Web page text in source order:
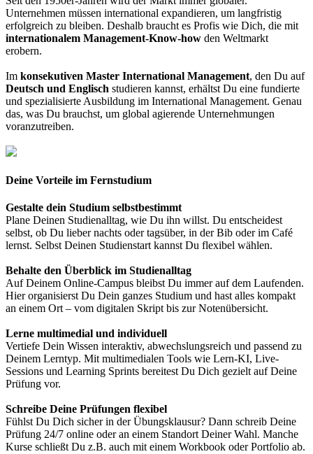
Unternehmen müssen international expandieren, um langfristig
erfolgreich zu bleiben. Deshalb braucht es Profis wie Dich, die mit
internationalem Management-Know-how den Weltmarkt
erobern.
Im konsekutiven Master International Management, den Du auf
Deutsch und Englisch studieren kannst, erhältst Du eine fundierte
und spezialisierte Ausbildung im International Management. Genau
das, was Du brauchst, um global agierende Unternehmungen
voranzutreiben.
Deine Vorteile im Fernstudium
Gestalte dein Studium selbstbestimmt
Plane Deinen Studienalltag, wie Du ihn willst. Du entscheidest
selbst, ob Du lieber nachts oder tagsüber, in der Bib oder im Café
lernst. Selbst Deinen Studienstart kannst Du flexibel wählen.
Behalte den Überblick im Studienalltag
Auf Deinem Online-Campus bleibst Du immer auf dem Laufenden.
Hier organisierst Du Dein ganzes Studium und hast alles kompakt
an einem Ort – vom digitalen Skript bis zur Notenübersicht.
Lerne multimedial und individuell
Vertiefe Dein Wissen interaktiv, abwechslungsreich und passend zu
Deinem Lerntyp. Mit multimedialen Tools wie Lern-KI, Live-
Sessions und Learning Sprints bereitest Du Dich gezielt auf Deine
Prüfung vor.
Schreibe Deine Prüfungen flexibel
Fühlst Du Dich sicher in der Übungsklausur? Dann schreib Deine
Prüfung 24/7 online oder an einem Standort Deiner Wahl. Manche
Kurse schließt Du z.B. auch mit einem Workbook oder Portfolio ab.